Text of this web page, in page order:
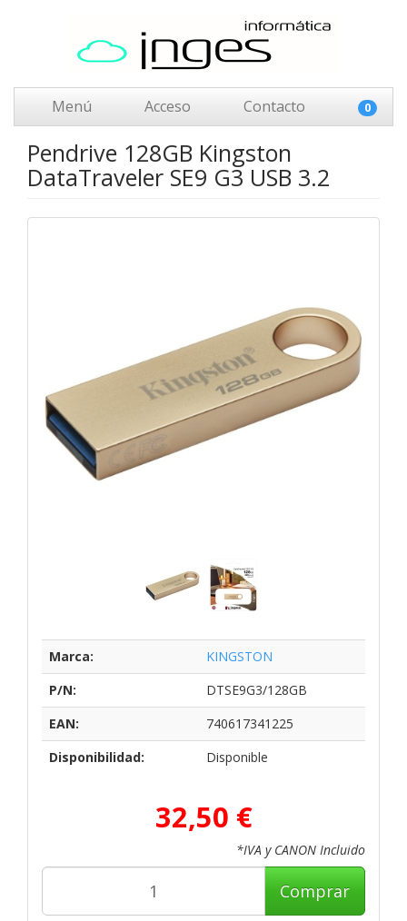
Menú Acceso Contacto 0
Pendrive 128GB Kingston
DataTraveler SE9 G3 USB 3.2
Marca:
KINGSTON
P/N:
DTSE9G3/128GB
EAN:
740617341225
Disponibilidad:
Disponible
32,50 €
*IVA y CANON Incluido
Comprar